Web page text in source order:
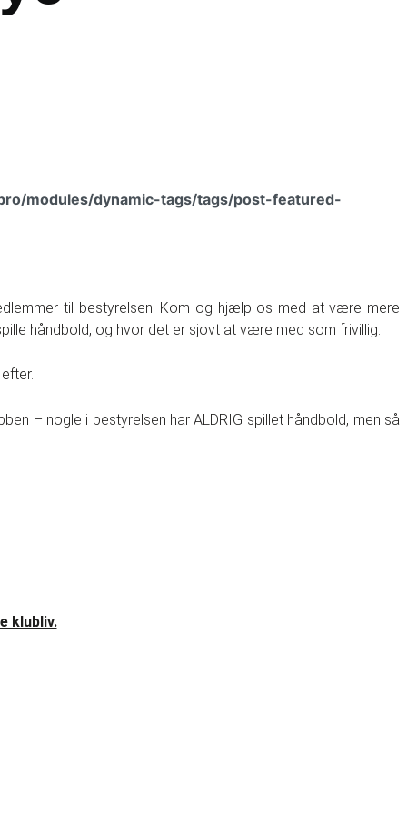
modules/dynamic-tags/tags/post-featured-
til bestyrelsen. Kom og hjælp os med at være mere
håndbold, og hvor det er sjovt at være med som frivillig.
– nogle i bestyrelsen har ALDRIG spillet håndbold, men så
klubliv.